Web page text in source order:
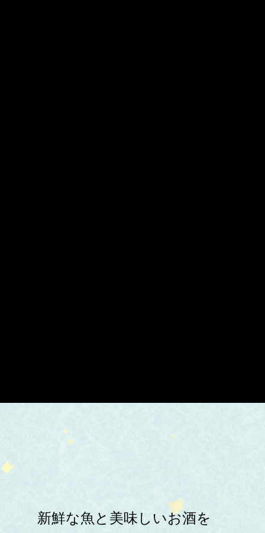
新鮮な魚と美味しいお酒を